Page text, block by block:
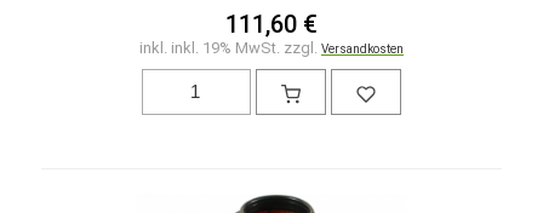
111,60 €
inkl. inkl. 19% MwSt. zzgl. Versandkosten